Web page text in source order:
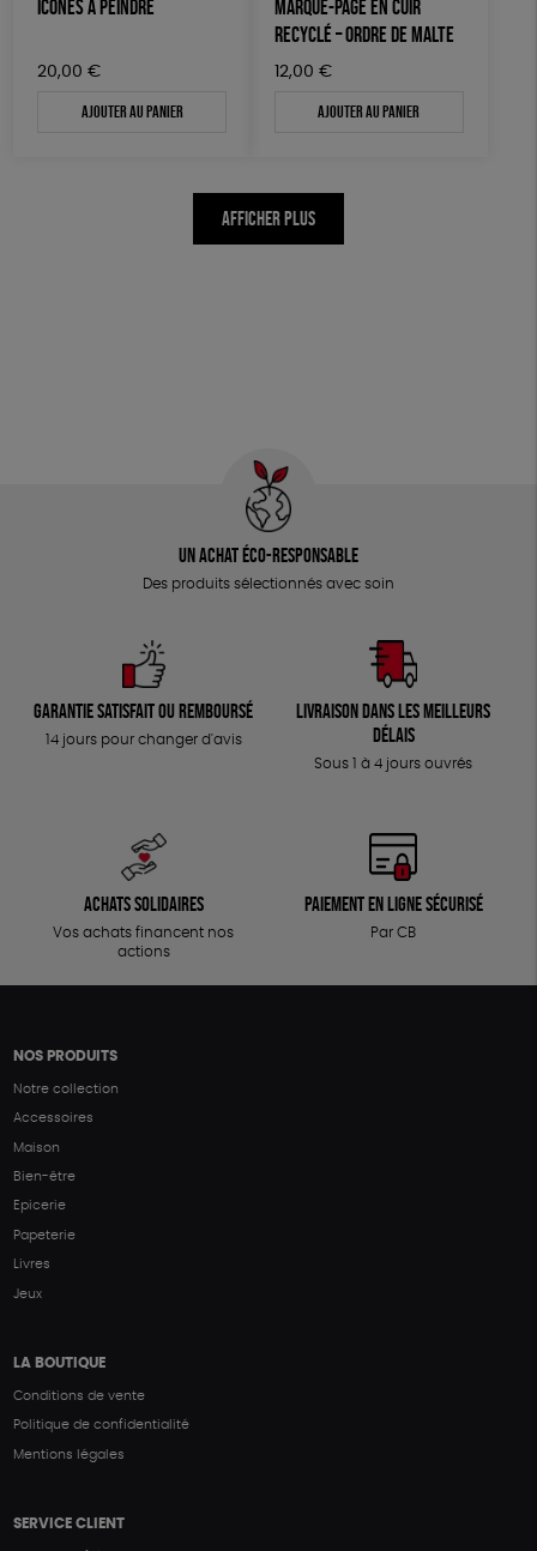
ICÔNES À PEINDRE
20,00 €
Ajouter au panier
MARQUE-PAGE EN CUIR
RECYCLÉ – ORDRE DE MALTE
12,00 €
Ajouter au panier
AFFICHER PLUS
Un achat éco-responsable
Des produits sélectionnés avec soin
Garantie satisfait ou remboursé
14 jours pour changer d'avis
Livraison dans les meilleurs
délais
Sous 1 à 4 jours ouvrés
Achats solidaires
Vos achats financent nos
actions
Paiement en ligne sécurisé
Par CB
NOS PRODUITS
Notre collection
Accessoires
Maison
Bien-être
Epicerie
Papeterie
Livres
Jeux
LA BOUTIQUE
Conditions de vente
Politique de confidentialité
Mentions légales
SERVICE CLIENT